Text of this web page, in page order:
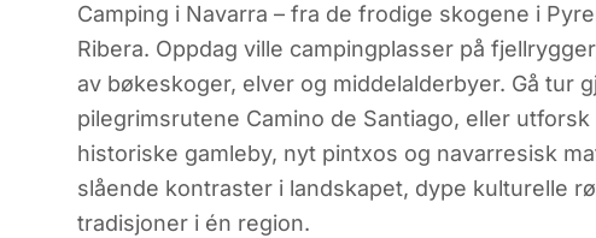
Camping i Navarra – fra de frodige skogene i
Ribera. Oppdag ville campingplasser på
av bøkeskoger, elver og middelalderbyer. Gå tur
pilegrimsrutene Camino de Santiago, eller
historiske gamleby, nyt pintxos og navarresisk
slående kontraster i landskapet, dype kulturelle
tradisjoner i én region.